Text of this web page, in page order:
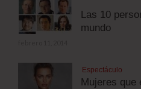
Las 10
mundo
Espectáculo
Mujeres que